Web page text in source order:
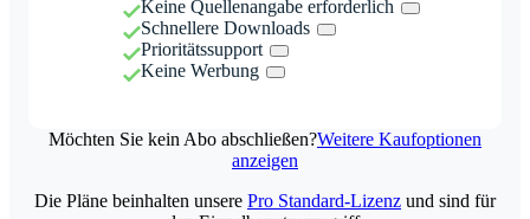
Keine Quellenangabe erforderlich
Schnellere Downloads
Prioritätssupport
Keine Werbung
Möchten Sie kein Abo abschließen?Weitere Kaufoptionen
anzeigen
Die Pläne beinhalten unsere Pro Standard-Lizenz und sind für